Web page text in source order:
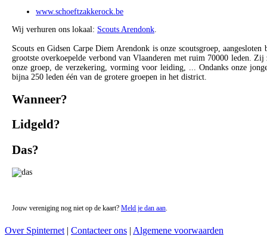
www.schoeftzakkerock.be
Wij verhuren ons lokaal: Scouts Arendonk
Scouts en Gidsen Carpe Diem Arendonk is onze scoutsgroep,
grootste overkoepelde verbond van Vlaanderen met ruim 70000 leden.
onze groep, de verzekering, vorming voor leiding, ... Ondanks onze
bijna 250 leden één van de grotere groepen in het district.
Wanneer?
Lidgeld?
Das?
Jouw vereniging nog niet op de kaart? Meld je dan aan.
Over Spinternet | Contacteer ons | Algemene voorwaarden